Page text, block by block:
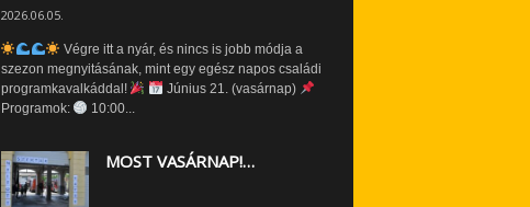
2026.06.05.
Végre itt a nyár, és nincs is jobb módja a
szezon megnyitásának, mint egy egész napos családi
programkavalkáddal!
Június 21. (vasárnap)
Programok:
10:00...
MOST VASÁRNAP!…